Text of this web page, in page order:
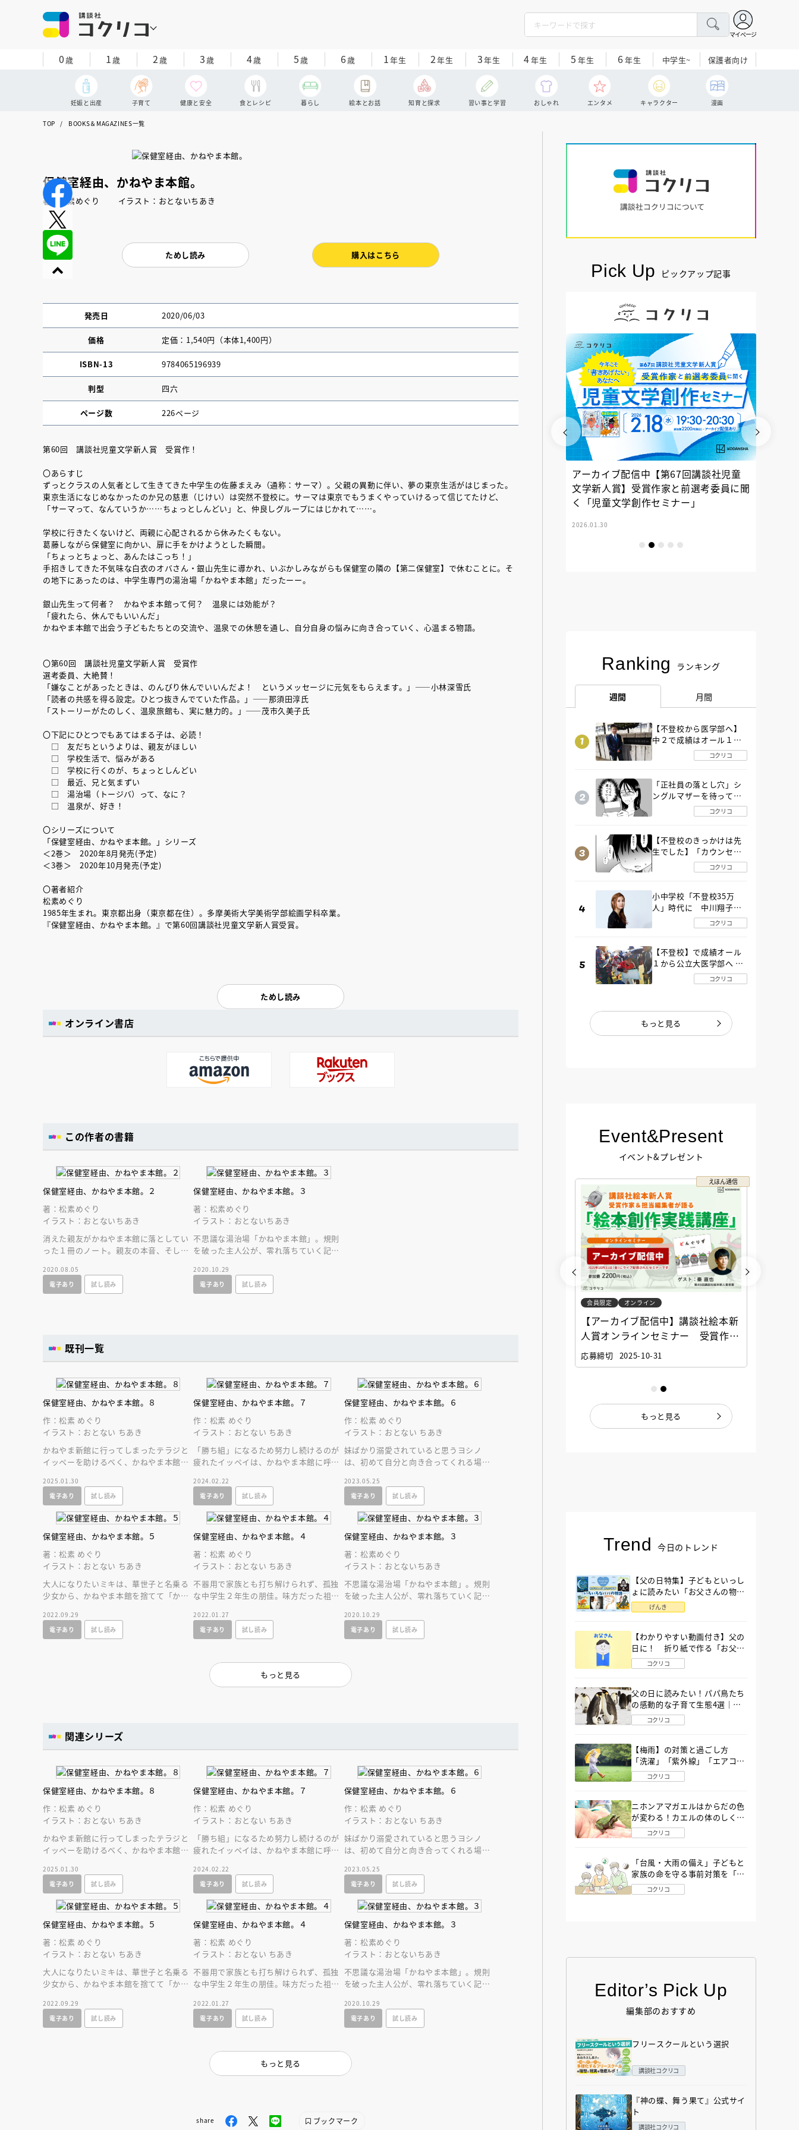
マイページ
0歳 1歳 2歳 3歳 4歳 5歳 6歳 1年生 2年生 3年生 4年生 5 年生 6年生 中学生~ 保護者向け
妊娠と出産 子育て 健康と安全 食とレシピ 暮らし 絵本とお話 知育と探求 習い事と学習 おしゃれ エンタメ キャラクター 漫画
TOP BOOKS＆MAGAZINES一覧
保健室経由、かねやま本館。
著：松素めぐり イラスト：おとないちあき
ためし読み 購入はこちら
発売日 2020/06/03
価格 定価：1,540円（本体1,400円）
ISBN-13 9784065196939
判型 四六
ページ数 226ページ
第60回 講談社児童文学新人賞 受賞作！
〇あらすじ
ずっとクラスの人気者として生きてきた中学生の佐藤まえみ（通称：サーマ）。父親の異動に伴い、夢の東京生活がはじまった。
東京生活になじめなかったのか兄の慈恵（じけい）は突然不登校に。サーマは東京でもうまくやっていけるって信じてたけど、
「サーマって、なんていうか……ちょっとしんどい」と、仲良しグループにはじかれて……。
学校に行きたくないけど、両親に心配されるから休みたくもない。
葛藤しながら保健室に向かい、扉に手をかけようとした瞬間。
「ちょっとちょっと、あんたはこっち！」
手招きしてきた不気味な白衣のオバさん・銀山先生に導かれ、いぶかしみながらも保健室の隣の【第二保健室】で休むことに。そ
の地下にあったのは、中学生専門の湯治場「かねやま本館」だったーー。
銀山先生って何者？ かねやま本館って何？ 温泉には効能が？
「疲れたら、休んでもいいんだ」
かねやま本館で出会う子どもたちとの交流や、温泉での休憩を通し、自分自身の悩みに向き合っていく、心温まる物語。
〇第60回 講談社児童文学新人賞 受賞作
選考委員、大絶賛！
「嫌なことがあったときは、のんびり休んでいいんだよ！ というメッセージに元気をもらえます。」――小林深雪氏
「読者の共感を得る設定。ひとつ抜きんでていた作品。」――那須田淳氏
「ストーリーがたのしく、温泉旅館も、実に魅力的。」――茂市久美子氏
〇下記にひとつでもあてはまる子は、必読！
□ 友だちというよりは、親友がほしい
□ 学校生活で、悩みがある
□ 学校に行くのが、ちょっとしんどい
□ 最近、兄と気まずい
□ 湯治場（トージバ）って、なに？
□ 温泉が、好き！
〇シリーズについて
「保健室経由、かねやま本館。」シリーズ
＜2巻＞ 2020年8月発売(予定)
＜3巻＞ 2020年10月発売(予定)
〇著者紹介
松素めぐり
1985年生まれ。東京都出身（東京都在住）。多摩美術大学美術学部絵画学科卒業。
『保健室経由、かねやま本館。』で第60回講談社児童文学新人賞受賞。
ためし読み
オンライン書店
この作者の書籍
保健室経由、かねやま本館。２
著：松素めぐり
イラスト：おとないちあき
消えた親友がかねやま本館に落としてい
った１冊のノート。親友の本音、そして
になる、第二巻！
2020.08.05
電子あり
試し読み
保健室経由、かねやま本館。３
著：松素めぐり
イラスト：おとないちあき
不思議な湯治場「かねやま本館」。規則
を破った主人公が、零れ落ちていく記憶
に迫る、第三巻！
2020.10.29
電子あり
試し読み
既刊一覧
保健室経由、かねやま本館。８
作：松素 めぐり
イラスト：おとない ちあき
かねやま新館に行ってしまったテラジと
イッペーを助けるべく、かねやま本館の
対泣ける第８巻！
2025.01.30
電子あり
試し読み
保健室経由、かねやま本館。７
作：松素 めぐり
イラスト：おとない ちあき
「勝ち組」になるため努力し続けるのが
疲れたイッペイは、かねやま本館に呼ば
ゆるがす第７巻！
2024.02.22
電子あり
試し読み
保健室経由、かねやま本館。６
作：松素 めぐり
イラスト：おとない ちあき
妹ばかり溺愛されていると思うヨシノ
は、初めて自分と向き合ってくれる場
は必読の第６巻！
2023.05.25
電子あり
試し読み
保健室経由、かねやま本館。５
著：松素 めぐり
イラスト：おとない ちあき
大人になりたいミキは、華世子と名乗る
少女から、かねやま本館を捨てて「かね
を選ぶ？第５巻！
2022.09.29
電子あり
試し読み
保健室経由、かねやま本館。４
著：松素 めぐり
イラスト：おとない ちあき
不器用で家族とも打ち解けられず、孤独
な中学生２年生の朋佳。味方だった祖父
側に迫る第４巻！
2022.01.27
電子あり
試し読み
保健室経由、かねやま本館。３
著：松素めぐり
イラスト：おとないちあき
不思議な湯治場「かねやま本館」。規則
を破った主人公が、零れ落ちていく記憶
に迫る、第三巻！
2020.10.29
電子あり
試し読み
もっと見る
関連シリーズ
保健室経由、かねやま本館。８
作：松素 めぐり
イラスト：おとない ちあき
かねやま新館に行ってしまったテラジと
イッペーを助けるべく、かねやま本館の
対泣ける第８巻！
2025.01.30
電子あり
試し読み
保健室経由、かねやま本館。７
作：松素 めぐり
イラスト：おとない ちあき
「勝ち組」になるため努力し続けるのが
疲れたイッペイは、かねやま本館に呼ば
ゆるがす第７巻！
2024.02.22
電子あり
試し読み
保健室経由、かねやま本館。６
作：松素 めぐり
イラスト：おとない ちあき
妹ばかり溺愛されていると思うヨシノ
は、初めて自分と向き合ってくれる場
は必読の第６巻！
2023.05.25
電子あり
試し読み
保健室経由、かねやま本館。５
著：松素 めぐり
イラスト：おとない ちあき
大人になりたいミキは、華世子と名乗る
少女から、かねやま本館を捨てて「かね
を選ぶ？第５巻！
2022.09.29
電子あり
試し読み
保健室経由、かねやま本館。４
著：松素 めぐり
イラスト：おとない ちあき
不器用で家族とも打ち解けられず、孤独
な中学生２年生の朋佳。味方だった祖父
側に迫る第４巻！
2022.01.27
電子あり
試し読み
保健室経由、かねやま本館。３
著：松素めぐり
イラスト：おとないちあき
不思議な湯治場「かねやま本館」。規則
を破った主人公が、零れ落ちていく記憶
に迫る、第三巻！
2020.10.29
電子あり
試し読み
もっと見る
share ブックマーク
Pick Up ピックアップ記事
イト ＃４ 2026年９月30日発売決定！
アーカイブ配信中【第67回講談社児童
文学新人賞】受賞作家と前選考委員に聞
く「児童文学創作セミナー」
2026.01.30
Ranking ランキング
週間 月間
【不登校から医学部へ】
中２で成績はオール１
「昼夜逆転」したわが子
を”夜遊び”に連れ出した
コクリコ
「正社員の落とし穴」シ
ングルマザーを待ってい
た“魔の２年間”【後編】
コクリコ
【不登校のきっかけは先
生でした】「カウンセリ
ングの時間」生徒の情報
をバラしたのは…《第２
コクリコ
小中学校「不登校35万
人」時代に 中川翔子さ
んが審査委員長「不登校
生動画甲子園 2026」が開
コクリコ
【不登校】で成績オール
１から公立大医学部へ 中
２で起立性調節障害「治
るまで３年」の診断 その
コクリコ
もっと見る
Event&Present
イベント&プレゼント
講座」
えほん通信
会員限定 オンライン
【アーカイブ配信中】講談社絵本新
人賞オンラインセミナー 受賞作家
と担当編集者が語る「絵本創作実践
講座」
応募締切 2025-10-31
もっと見る
Trend 今日のトレンド
【父の日特集】子どもといっし
ょに読みたい「お父さんの物
語」６選
げんき
【わかりやすい動画付き】父の
日に！ 折り紙で作る「お父さ
ん」の簡単な折り方
コクリコ
父の日に読みたい！パパ鳥たち
の感動的な子育て生態4選｜図
鑑MOVE
コクリコ
【梅雨】の対策と過ごし方
「洗濯」「紫外線」「エアコ
ン」「ゲリラ豪雨」…〔気象予
報士が完全ガイド〕
コクリコ
ニホンアマガエルはからだの色
が変わる！カエルの体のしくみ
から両生類の特ちょうまで図鑑
MOVEが解説！
コクリコ
「台風・大雨の備え」子どもと
家族の命を守る事前対策を「防
災アドバイザー」が解説
コクリコ
Editor’s Pick Up
編集部のおすすめ
フリースクールという選択
講談社コクリコ
『神の蝶、舞う果て』公式サイ
ト
講談社コクリコ